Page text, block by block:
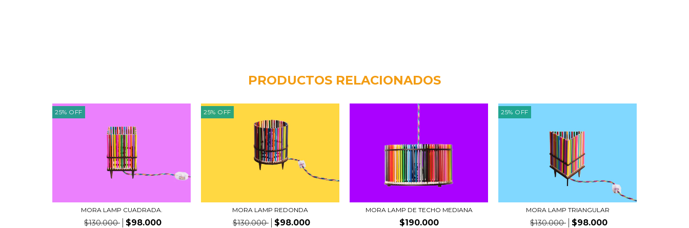
PRODUCTOS RELACIONADOS
25% OFF
MORA LAMP CUADRADA.
$130.000 $98.000
25% OFF
MORA LAMP REDONDA
$130.000 $98.000
MORA LAMP DE TECHO MEDIANA
$190.000
25% OFF
MORA LAMP TRIANGULAR
$130.000 $98.000